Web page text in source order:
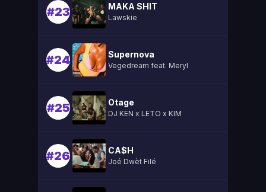
#23 MAKA SHIT
Lawskie
#24 Supernova
Vegedream feat. Meryl
#25 Otage
DJ KEN x LETO x KIM
#26 CA$H
Joé Dwèt Filé